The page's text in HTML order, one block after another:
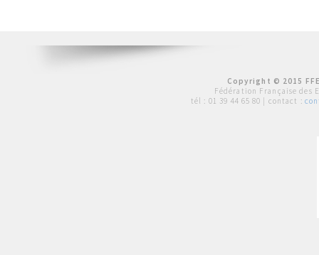
Copyright © 2015
Fédération Française des
tél : 01 39 44 65 80 | contact :